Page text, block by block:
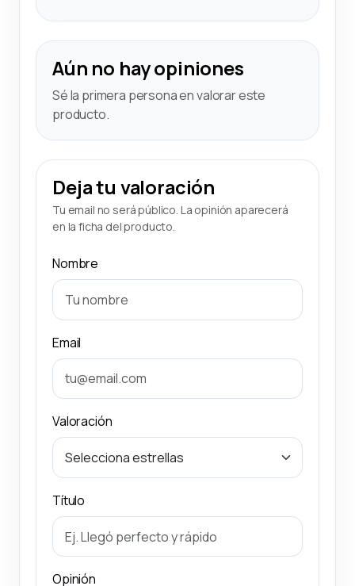
Aún no hay opiniones
Sé la primera persona en valorar este
producto.
Deja tu valoración
Tu email no será público. La opinión aparecerá
en la ficha del producto.
Nombre
Email
Valoración
Título
Opinión